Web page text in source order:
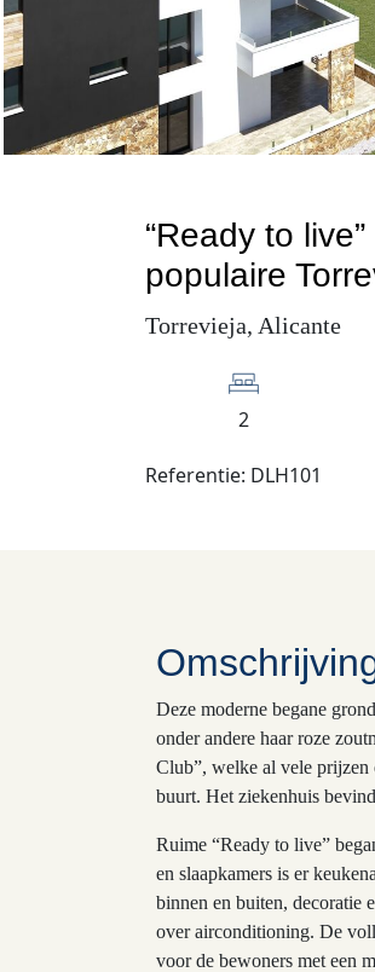
“Ready to
populaire
Torrevieja, Alicante
2
Referentie: DLH101
Deze moderne begane
onder andere haar roze
Club”, welke al vele prijzen
buurt. Het ziekenhuis
Ruime “Ready to live”
en slaapkamers is er
binnen en buiten, decoratie
over airconditioning. De
voor de bewoners met een